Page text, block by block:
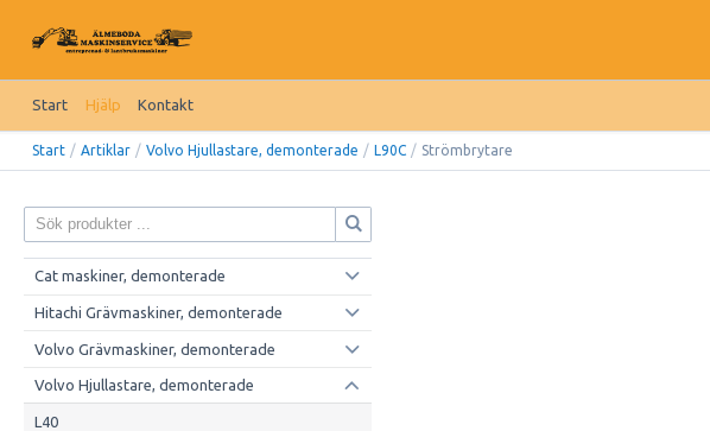
Start Hjälp Kontakt
Start / Artiklar / Volvo Hjullastare, demonterade / L90C / Strömbrytare
Cat maskiner, demonterade
Hitachi Grävmaskiner, demonterade
Volvo Grävmaskiner, demonterade
Volvo Hjullastare, demonterade
L40